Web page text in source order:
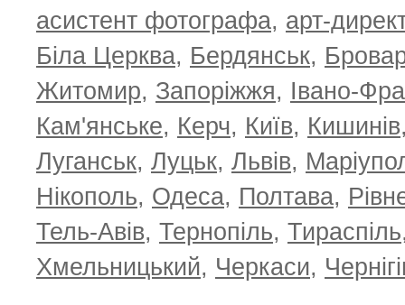
асистент фотографа, арт-
Біла Церква, Бердянськ,
Житомир, Запоріжжя, Івано-
Кам'янське, Керч, Київ, Кишинів
Луганськ, Луцьк, Львів,
Нікополь, Одеса, Полтава,
Тель-Авів, Тернопіль, Тираспіль
Хмельницький, Черкаси,